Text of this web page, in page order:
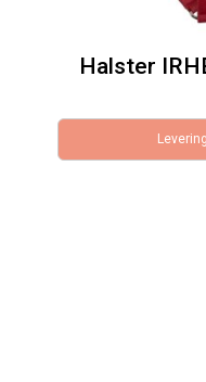
Halster